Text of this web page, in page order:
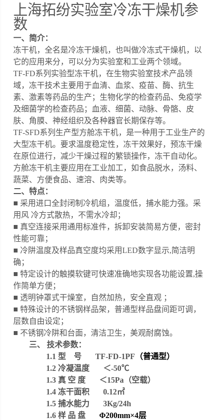
上海拓纷实验室冷冻干燥机参
数
一、简介：
冻干机，全名是冷冻干燥机，也叫做冷冻式干燥机，以
它的应用来分，可以分为实验室和工业两个领域。
TF-FD系列实验型冻干机，在生物实验室技术产品领
域，冻干技术主要用于血清、血浆、疫苗、酶、抗生
素、激素等药品的生产；生物化学的检查药品、免疫学
及细菌学的检查药品；血液、细菌、动脉、骨骼、皮
肤、角膜、神经组织及各种器官长期保存等。
TF-SFD系列生产型方舱冻干机，是一种用于工业生产的
大型冻干机。要求温度稳定性，冻干效果好，预冻干燥
在原位进行，减少干燥过程的繁锁操作，冻干自动化。
方舱冻干机主要应用在工业加工，如食品脱水，汤料、
蔬菜、方便食品、速溶、肉类等。
二、特点：
■ 采用进口全封闭制冷机组，温度低，捕水能力强。采
用风 冷方式散热，不需水冷却 ；
■ 真空连接采用通用标准件，拆卸安装简易方便，密封
性能可靠 ；
■ 冷阱温度及样品真空度均采用LED数字显示,简洁明
确 ；
■ 特定设计的触摸软键可快速准确地实现各功能设置,操
作简单方便 ；
■ 透明钟罩式干燥室，自然加热，安全直观 ；
■ 特殊设计的不锈钢样品架，普通型样品盘间距可调，
层数自由设定 ；
■ 不锈钢冷阱和台面，清洁卫生，美观耐腐蚀。
三、技术参数：
1.1 型 号 TF-FD-1PF （普通型）
1.2 冷凝温度 ＜-50℃
1.3 真 空 度 ＜15Pa（空载）
1.4 冻干面积 0.12㎡
1.5 捕水能力 3Kg/24h
1.6 样 品 盘 Φ200mm×4层